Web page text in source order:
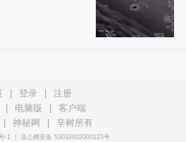
| 登录 |
注册
| 电脑版 |
客户端
| 神秘网 | 辛树所有
-1 滇公网安备 53032802000123号